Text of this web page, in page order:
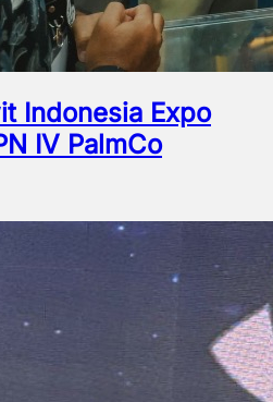
Indonesia Expo
IV PalmCo